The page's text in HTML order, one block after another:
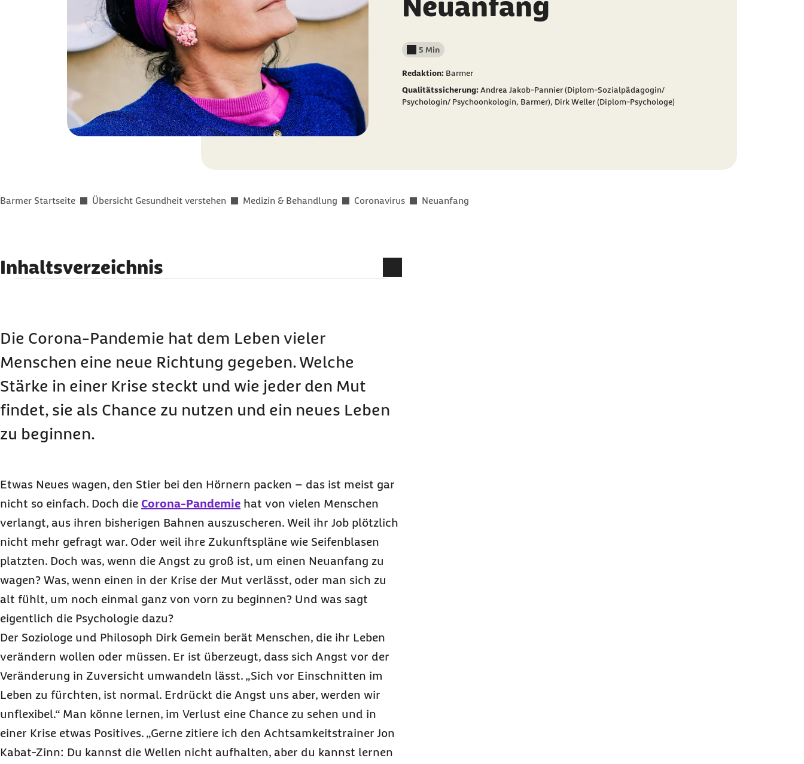
Lesedauer weniger als
5 Min
Redaktion: Barmer
Qualitätssicherung:Andrea Jakob-Pannier (Diplom-Sozialpädagogin/
Psychologin/ Psychoonkologin, Barmer), Dirk Weller (Diplom-Psychologe)
Sie befinden sich hier:
Barmer Startseite Übersicht Gesundheit verstehen Medizin & Behandlung Coronavirus Neuanfang
Inhaltsverzeichnis
Die Corona-Pandemie hat dem Leben vieler
Menschen eine neue Richtung gegeben. Welche
Stärke in einer Krise steckt und wie jeder den Mut
findet, sie als Chance zu nutzen und ein neues Leben
zu beginnen.
Etwas Neues wagen, den Stier bei den Hörnern packen – das ist meist gar
nicht so einfach. Doch die Corona-Pandemie hat von vielen Menschen
verlangt, aus ihren bisherigen Bahnen auszuscheren. Weil ihr Job plötzlich
nicht mehr gefragt war. Oder weil ihre Zukunftspläne wie Seifenblasen
platzten. Doch was, wenn die Angst zu groß ist, um einen Neuanfang zu
wagen? Was, wenn einen in der Krise der Mut verlässt, oder man sich zu
alt fühlt, um noch einmal ganz von vorn zu beginnen? Und was sagt
eigentlich die Psychologie dazu?
Der Soziologe und Philosoph Dirk Gemein berät Menschen, die ihr Leben
verändern wollen oder müssen. Er ist überzeugt, dass sich Angst vor der
Veränderung in Zuversicht umwandeln lässt. „Sich vor Einschnitten im
Leben zu fürchten, ist normal. Erdrückt die Angst uns aber, werden wir
unflexibel.“ Man könne lernen, im Verlust eine Chance zu sehen und in
einer Krise etwas Positives. „Gerne zitiere ich den Achtsamkeitstrainer Jon
Kabat-Zinn: Du kannst die Wellen nicht aufhalten, aber du kannst lernen